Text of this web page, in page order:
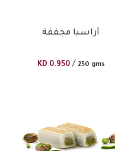
أراسيا مجففة
KD 0.950 / 250 gms